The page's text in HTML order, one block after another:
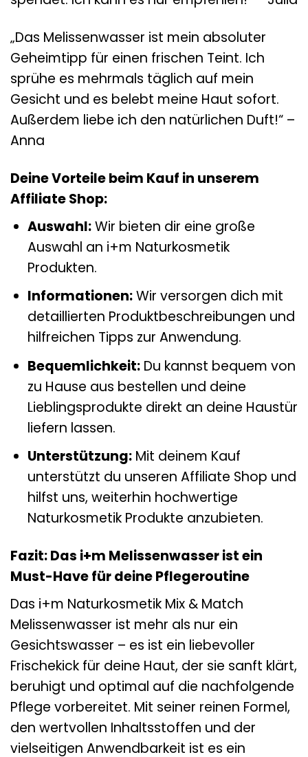
„Das Melissenwasser ist mein absoluter
Geheimtipp für einen frischen Teint. Ich
sprühe es mehrmals täglich auf mein
Gesicht und es belebt meine Haut sofort.
Außerdem liebe ich den natürlichen Duft!“ –
Anna
Deine Vorteile beim Kauf in unserem
Affiliate Shop:
Auswahl:Wir bieten dir eine große
Auswahl an i+m Naturkosmetik
Produkten.
Informationen:Wir versorgen dich mit
detaillierten Produktbeschreibungen und
hilfreichen Tipps zur Anwendung.
Bequemlichkeit:Du kannst bequem von
zu Hause aus bestellen und deine
Lieblingsprodukte direkt an deine Haustür
liefern lassen.
Unterstützung:Mit deinem Kauf
unterstützt du unseren Affiliate Shop und
hilfst uns, weiterhin hochwertige
Naturkosmetik Produkte anzubieten.
Fazit: Das i+m Melissenwasser ist ein
Must-Have für deine Pflegeroutine
Das i+m Naturkosmetik Mix & Match
Melissenwasser ist mehr als nur ein
Gesichtswasser – es ist ein liebevoller
Frischekick für deine Haut, der sie sanft klärt,
beruhigt und optimal auf die nachfolgende
Pflege vorbereitet. Mit seiner reinen Formel,
den wertvollen Inhaltsstoffen und der
vielseitigen Anwendbarkeit ist es ein